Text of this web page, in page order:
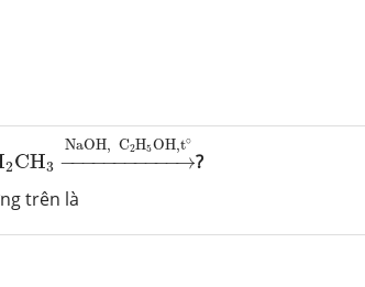
2CH3
NaOH, C2H5OH,t∘
−−−−−−−−−−−→
→NaOH,C2H5OH
?
trên là